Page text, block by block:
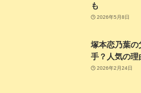
も
2026年5月8日
塚本恋乃葉の
手？人気の理
2026年2月24日